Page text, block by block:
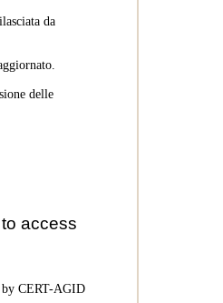
da
delle
access
by CERT-AGID